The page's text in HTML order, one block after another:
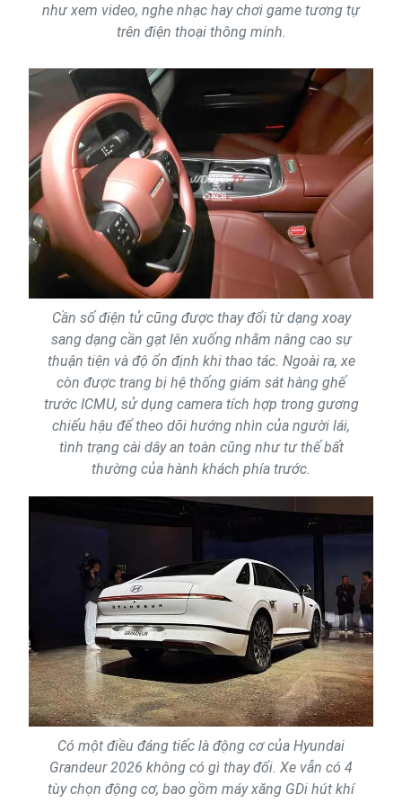
như xem video, nghe nhạc hay chơi game tương tự
trên điện thoại thông minh.
Cần số điện tử cũng được thay đổi từ dạng xoay
sang dạng cần gạt lên xuống nhằm nâng cao sự
thuận tiện và độ ổn định khi thao tác. Ngoài ra, xe
còn được trang bị hệ thống giám sát hàng ghế
trước ICMU, sử dụng camera tích hợp trong gương
chiếu hậu để theo dõi hướng nhìn của người lái,
tình trạng cài dây an toàn cũng như tư thế bất
thường của hành khách phía trước.
Có một điều đáng tiếc là động cơ của Hyundai
Grandeur 2026 không có gì thay đổi. Xe vẫn có 4
tùy chọn động cơ, bao gồm máy xăng GDi hút khí